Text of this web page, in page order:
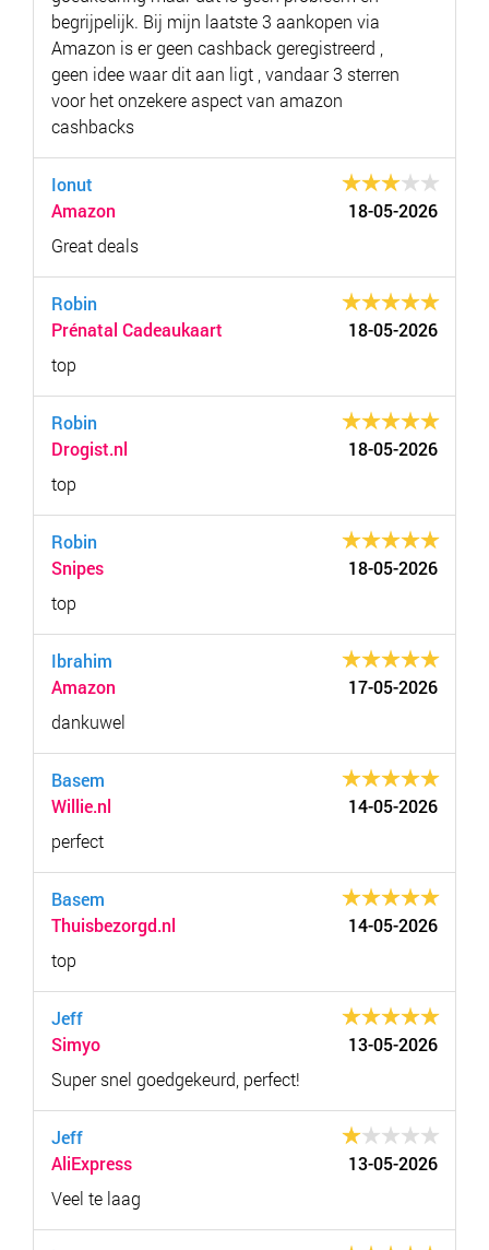
begrijpelijk. Bij mijn laatste 3 aankopen via
Amazon is er geen cashback geregistreerd ,
geen idee waar dit aan ligt , vandaar 3 sterren
voor het onzekere aspect van amazon
cashbacks
Ionut
Amazon
18-05-2026
Great deals
Robin
Prénatal Cadeaukaart
18-05-2026
top
Robin
Drogist.nl
18-05-2026
top
Robin
Snipes
18-05-2026
top
Ibrahim
Amazon
17-05-2026
dankuwel
Basem
Willie.nl
14-05-2026
perfect
Basem
Thuisbezorgd.nl
14-05-2026
top
Jeff
Simyo
13-05-2026
Super snel goedgekeurd, perfect!
Jeff
AliExpress
13-05-2026
Veel te laag